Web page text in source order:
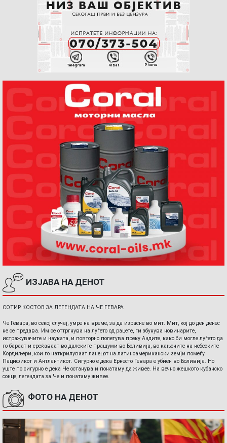
ИЗЈАВА НА ДЕНОТ
СОТИР КОСТОВ ЗА ЛЕГЕНДАТА НА ЧЕ ГЕВАРА
Че Гевара, во секој случај, умре на време, за да израсне во мит. Мит, кој до ден денес
не се предава. Им се оттргнува на луѓето од рацете, ги збунува новинарите,
истражувачите и науката, и повторно полетува преку Андите, како би могле луѓето да
го бараат и среќаваат во далеките прашуми во Боливија, во кањоните на небеските
Кордиљери, кои го наткрилуваат ланецот на латиноамерикански земји помеѓу
Пацификот и Антлантикот. Сигурно е дека Ернесто Гевара е убиен во Боливија. Но
уште по сигурно е дека Че останува и понатаму да живее. На вечно жешкото кубанско
сонце, легендата за Че и понатаму живее.
ФОТО НА ДЕНОТ